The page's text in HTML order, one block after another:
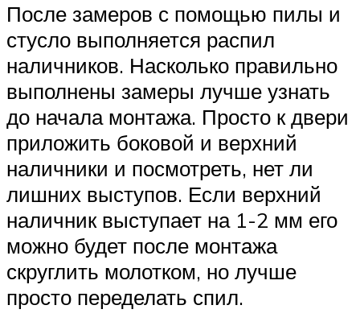
После замеров с помощью пилы и
стусло выполняется распил
наличников. Насколько правильно
выполнены замеры лучше узнать
до начала монтажа. Просто к двери
приложить боковой и верхний
наличники и посмотреть, нет ли
лишних выступов. Если верхний
наличник выступает на 1-2 мм его
можно будет после монтажа
скруглить молотком, но лучше
просто переделать спил.